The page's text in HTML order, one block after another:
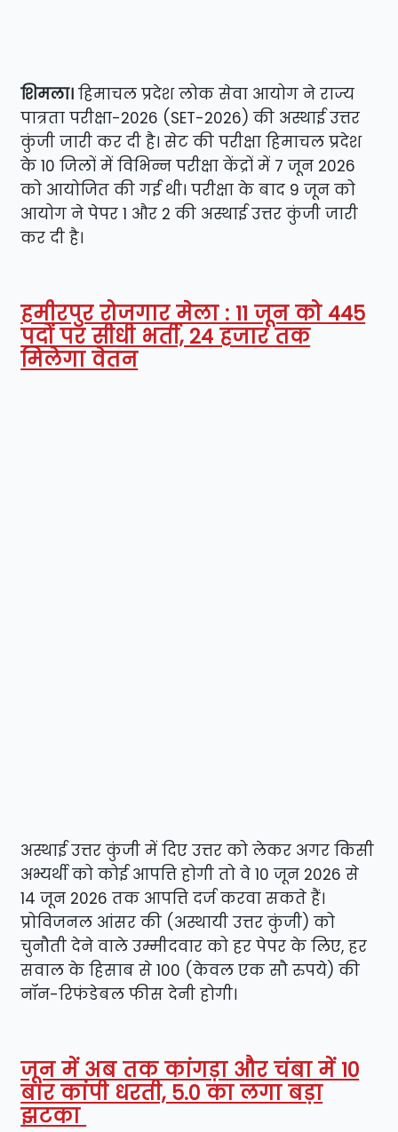
शिमला।हिमाचल प्रदेश लोक सेवा आयोग ने राज्य
पात्रता परीक्षा-2026 (SET-2026) की अस्थाई उत्तर
कुंजी जारी कर दी है। सेट की परीक्षा हिमाचल प्रदेश
के 10 जिलों में विभिन्न परीक्षा केंद्रों में 7 जून 2026
को आयोजित की गई थी। परीक्षा के बाद 9 जून को
आयोग ने पेपर 1 और 2 की अस्थाई उत्तर कुंजी जारी
कर दी है।
हमीरपुर रोजगार मेला : 11 जून को 445
पदों पर सीधी भर्ती, 24 हजार तक
मिलेगा वेतन
अस्थाई उत्तर कुंजी में दिए उत्तर को लेकर अगर किसी
अभ्यर्थी को कोई आपत्ति होगी तो वे 10 जून 2026 से
14 जून 2026 तक आपत्ति दर्ज करवा सकते हैं।
प्रोविजनल आंसर की (अस्थायी उत्तर कुंजी) को
चुनौती देने वाले उम्मीदवार को हर पेपर के लिए, हर
सवाल के हिसाब से 100 (केवल एक सौ रुपये) की
नॉन-रिफंडेबल फीस देनी होगी।
जून में अब तक कांगड़ा और चंबा में 10
बार कांपी धरती, 5.0 का लगा बड़ा
झटका